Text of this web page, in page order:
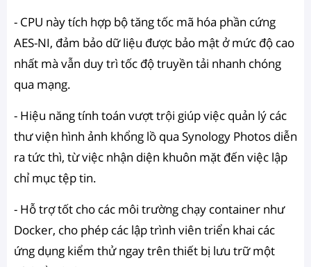
- CPU này tích hợp bộ tăng tốc mã hóa phần cứng
AES-NI, đảm bảo dữ liệu được bảo mật ở mức độ cao
nhất mà vẫn duy trì tốc độ truyền tải nhanh chóng
qua mạng.
- Hiệu năng tính toán vượt trội giúp việc quản lý các
thư viện hình ảnh khổng lồ qua Synology Photos diễn
ra tức thì, từ việc nhận diện khuôn mặt đến việc lập
chỉ mục tệp tin.
- Hỗ trợ tốt cho các môi trường chạy container như
Docker, cho phép các lập trình viên triển khai các
ứng dụng kiểm thử ngay trên thiết bị lưu trữ một